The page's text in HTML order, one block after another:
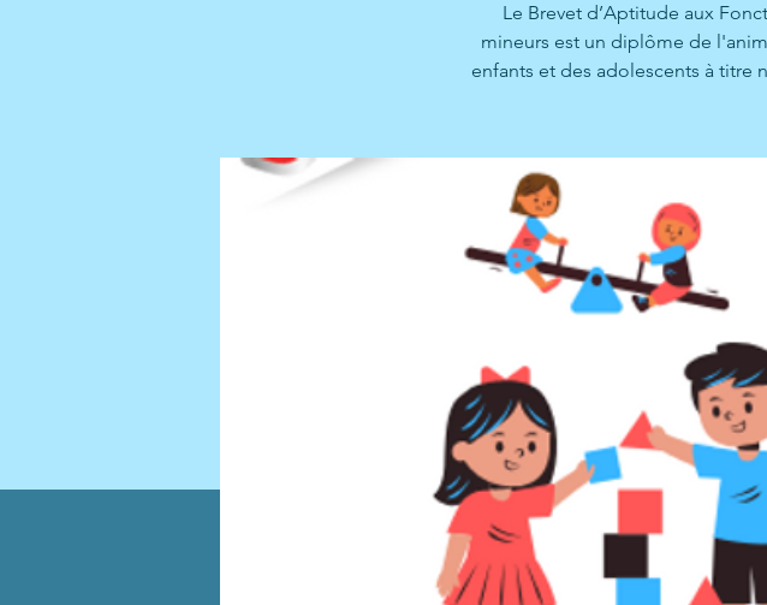
Le Brevet d’Aptitude aux
mineurs est un diplôme de
enfants et des adolescents à titre